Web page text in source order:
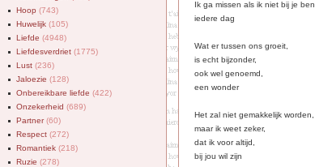
Ik ga missen als ik niet bij je ben,
iedere dag
Wat er tussen ons groeit,
is echt bijzonder,
ook wel genoemd,
een wonder
Het zal niet gemakkelijk worden,
maar ik weet zeker,
dat ik voor altijd,
bij jou wil zijn
Hoop (743)
Huwelijk (105)
Liefde (4948)
Liefdesverdriet (1775)
Lust (236)
Jaloezie (128)
Onbereikbare liefde (422)
Onzekerheid (689)
Partner(60)
Respect (272)
Romantiek (218)
Ruzie (278)